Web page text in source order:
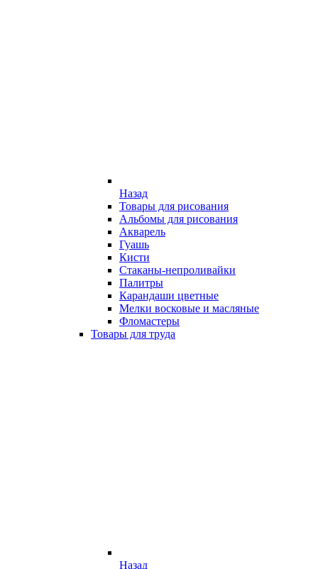
Назад
Товары для рисования
Альбомы для рисования
Акварель
Гуашь
Кисти
Стаканы-непроливайки
Палитры
Карандаши цветные
Мелки восковые и масляные
Фломастеры
Товары для труда
Назад